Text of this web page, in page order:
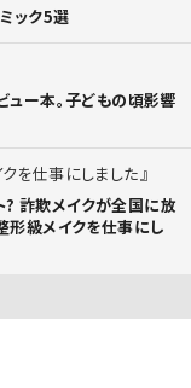
ック5選
ュー本。子どもの頃影響
を仕事にしました
? 詐欺メイクが全国に放
形級メイクを仕事にし